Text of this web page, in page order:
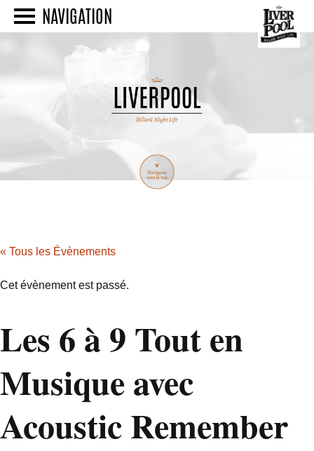
NAVIGATION
« Tous les Évènements
Cet évènement est passé.
Les 6 à 9 Tout en
Musique avec
Acoustic Remember